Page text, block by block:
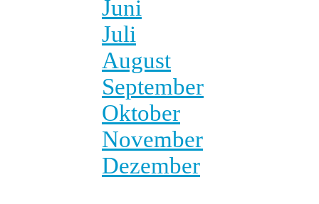
Juni
Juli
August
September
Oktober
November
Dezember